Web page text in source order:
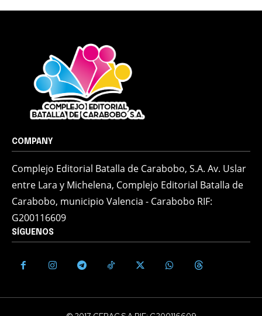
COMPANY
Complejo Editorial Batalla de Carabobo, S.A. Av. Uslar
entre Lara y Michelena, Complejo Editorial Batalla de
Carabobo, municipio Valencia - Carabobo RIF:
G200116609
SÍGUENOS